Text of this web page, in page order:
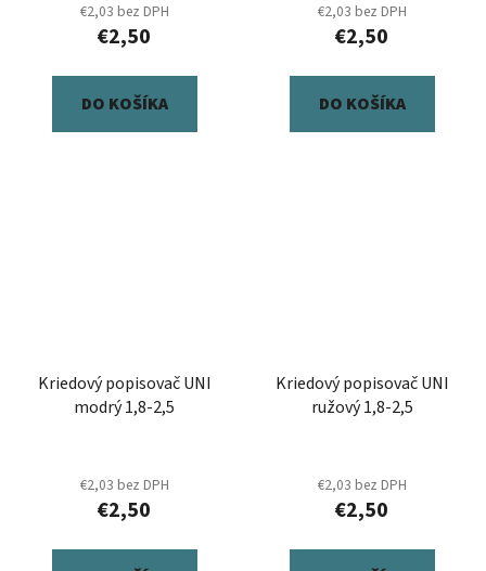
€2,03 bez DPH
€2,50
DO KOŠÍKA
€2,03 bez DPH
€2,50
DO KOŠÍKA
Kriedový popisovač UNI
modrý 1,8-2,5
€2,03 bez DPH
€2,50
Kriedový popisovač UNI
ružový 1,8-2,5
€2,03 bez DPH
€2,50